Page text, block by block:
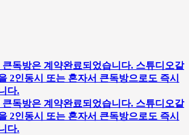
큰독방은 계약완료되었습니다. 스튜디오같
2인동시 또는 혼자서 큰독방으로도 즉시
다.
큰독방은 계약완료되었습니다. 스튜디오같
2인동시 또는 혼자서 큰독방으로도 즉시
다.